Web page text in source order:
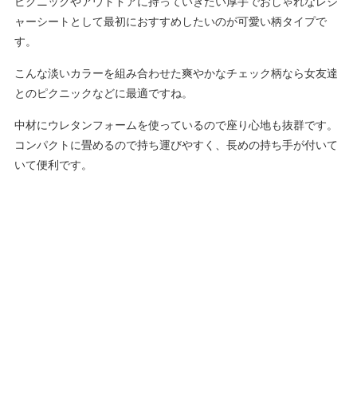
ャーシートとして最初におすすめしたいのが可愛い柄タイプで
す。
こんな淡いカラーを組み合わせた爽やかなチェック柄なら女友達
とのピクニックなどに最適ですね。
中材にウレタンフォームを使っているので座り心地も抜群です。
コンパクトに畳めるので持ち運びやすく、長めの持ち手が付いて
いて便利です。